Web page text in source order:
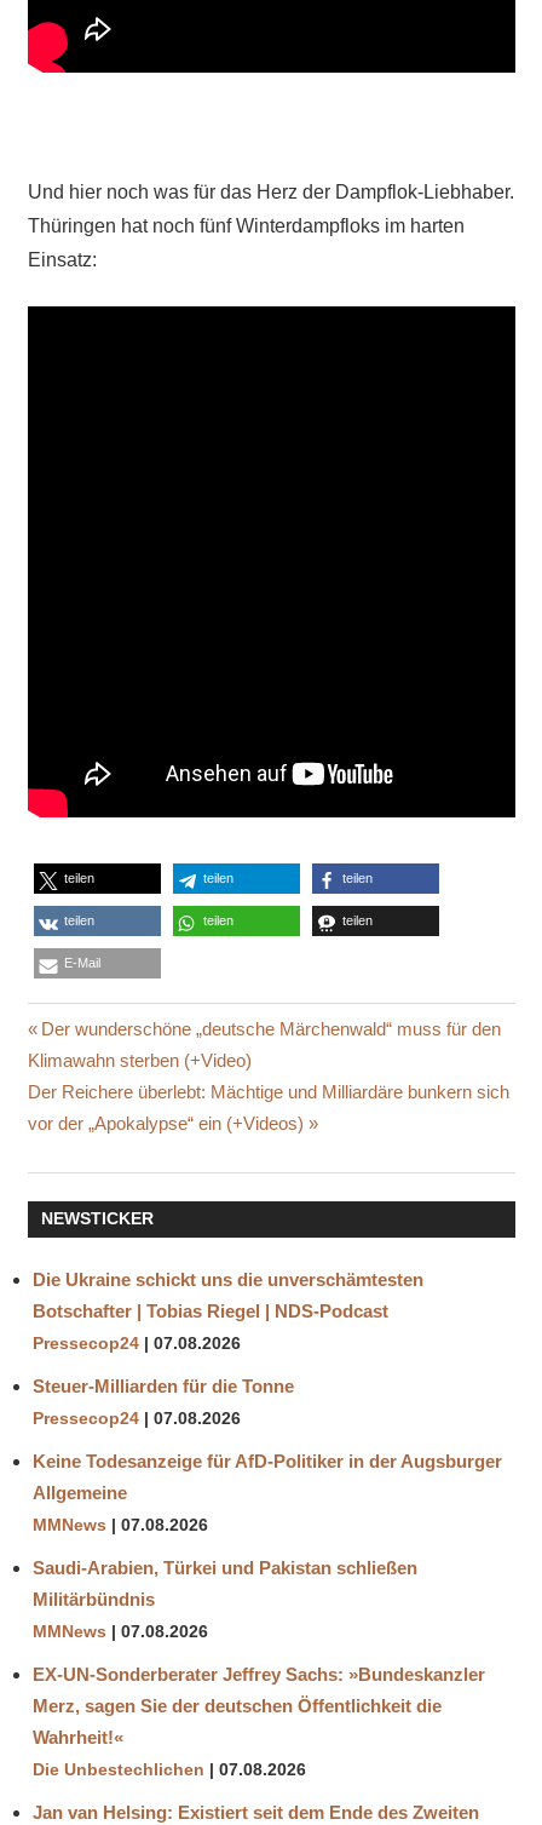
Und hier noch was für das Herz der Dampflok-Liebhaber.
Thüringen hat noch fünf Winterdampfloks im harten
Einsatz:
teilen teilen teilen
teilen teilen teilen
E-Mail
DAMPFLOK
DEUTSCHE
WINTEREINBRUCH
ZUG
Beitragsnavigation
Vorheriger
Beitrag:
Der wunderschöne „deutsche Märchenwald“ muss für den
Klimawahn sterben (+Video)
Nächster
Beitrag:
Der Reichere überlebt: Mächtige und Milliardäre bunkern sich
vor der „Apokalypse“ ein (+Videos)
NEWSTICKER
Die Ukraine schickt uns die unverschämtesten
Botschafter | Tobias Riegel | NDS-Podcast
Pressecop24 07.08.2026
Steuer-Milliarden für die Tonne
Pressecop24 07.08.2026
Keine Todesanzeige für AfD-Politiker in der Augsburger
Allgemeine
MMNews 07.08.2026
Saudi-Arabien, Türkei und Pakistan schließen
Militärbündnis
MMNews 07.08.2026
EX-UN-Sonderberater Jeffrey Sachs: »Bundeskanzler
Merz, sagen Sie der deutschen Öffentlichkeit die
Wahrheit!«
Die Unbestechlichen 07.08.2026
Jan van Helsing: Existiert seit dem Ende des Zweiten